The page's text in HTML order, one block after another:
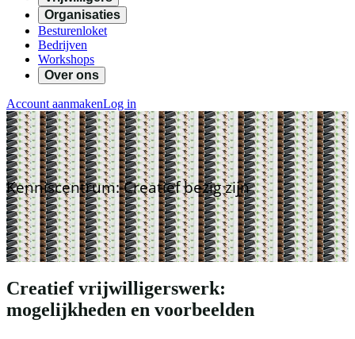
Organisaties
Besturenloket
Bedrijven
Workshops
Over ons
Account aanmakenLog in
Kenniscentrum: Creatief bezig zijn
Creatief vrijwilligerswerk:
mogelijkheden en voorbeelden